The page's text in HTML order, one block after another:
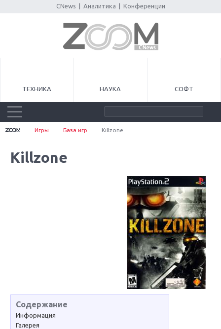
CNews Аналитика Конференции
ТЕХНИКА НАУКА СОФТ
Игры База игр Killzone
Killzone
Содержание
Информация
Галерея